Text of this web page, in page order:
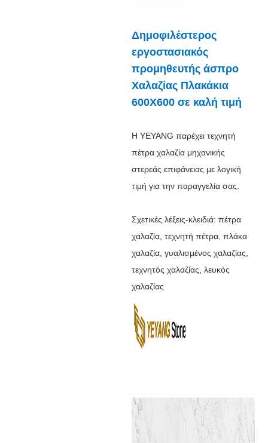
Δημοφιλέστερος
εργοστασιακός
προμηθευτής άσπρο
Χαλαζίας Πλακάκια
600X600 σε καλή τιμή
Η YEYANG παρέχει τεχνητή
πέτρα χαλαζία μηχανικής
στερεάς επιφάνειας με λογική
τιμή για την παραγγελία σας.
Σχετικές λέξεις-κλειδιά: πέτρα
χαλαζία, τεχνητή πέτρα, πλάκα
χαλαζία, γυαλισμένος χαλαζίας,
τεχνητός χαλαζίας, λευκός
χαλαζίας